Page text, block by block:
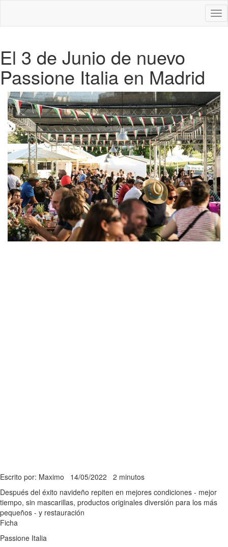
El 3 de Junio de nuevo
Passione Italia en Madrid
Escrito por: Maximo 14/05/2022 2 minutos
Después del éxito navideño repiten en mejores condiciones - mejor
tiempo, sin mascarillas, productos originales diversión para los más
pequeños - y restauración
Ficha
Passione Italia